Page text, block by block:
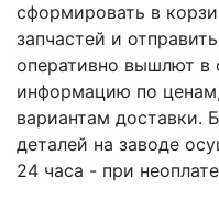
сформировать в
запчастей и
оперативно вышлют в
информацию по
вариантам доставки.
деталей на заводе
24 часа - при